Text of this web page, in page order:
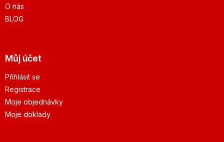
O nás
BLOG
Můj účet
Přihlásit se
Registrace
Moje objednávky
Moje doklady